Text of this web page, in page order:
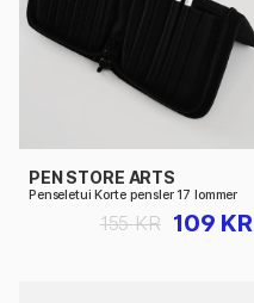
PEN STORE ARTS
Penseletui Korte pensler 17 lommer
109 KR
155 KR